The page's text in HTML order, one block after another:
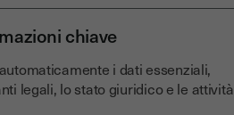
chiave
i dati essenziali,
legali, lo stato giuridico e le attività